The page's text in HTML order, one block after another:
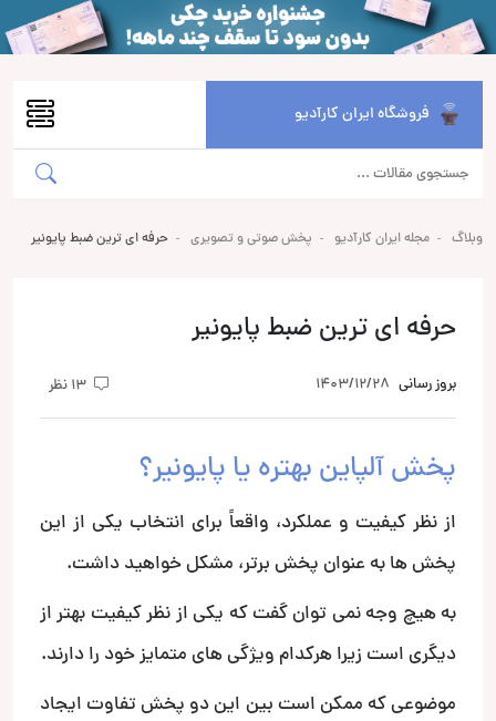
فروشگاه ایران کارآدیو
وبلاگ مجله ایران کارآدیو پخش صوتی و تصویری حرفه ای ترین ضبط پایونیر
حرفه ای ترین ضبط پایونیر
بروز رسانی 1403/12/28
پخش آلپاین بهتره یا پایونیر؟
از نظر کیفیت و عملکرد، واقعاً برای انتخاب یکی از این
پخش ها به عنوان پخش برتر، مشکل خواهید داشت.
به هیچ وجه نمی توان گفت که یکی از نظر کیفیت بهتر از
دیگری است زیرا هرکدام ویژگی های متمایز خود را دارند.
موضوعی که ممکن است بین این دو پخش تفاوت ایجاد